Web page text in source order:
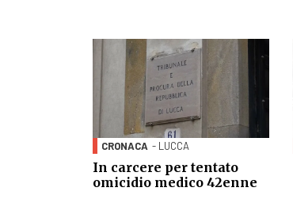
CRONACA - LUCCA
In carcere per tentato
omicidio medico 42enne